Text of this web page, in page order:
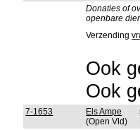
Donaties of
openbare
Verzending
Ook
Ook
7-1653
Els Ampe
(Open Vld)